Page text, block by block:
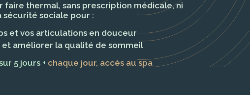
faire thermal, sans prescription médicale, ni
sécurité sociale pour :
et vos articulations en douceur
et améliorer la qualité de sommeil
5 jours + chaque jour, accès au spa